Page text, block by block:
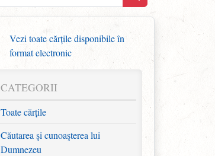
Vezi toate cărțile disponibile în
format electronic
CATEGORII
Toate cărțile
Căutarea şi cunoaşterea lui
Dumnezeu